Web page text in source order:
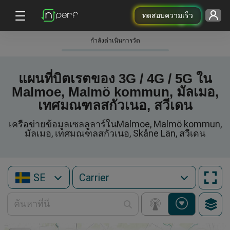
ทดสอบความเร็ว
กําลังดําเนินการวัด
แผนที่บิตเรตของ 3G / 4G / 5G ใน
Malmoe, Malmö kommun, มัลเมอ,
เทศมณฑลสกัวเนอ, สวีเดน
เครือข่ายข้อมูลเซลลูลาร์ในMalmoe, Malmö kommun,
มัลเมอ, เทศมณฑลสกัวเนอ, Skåne Län, สวีเดน
SE